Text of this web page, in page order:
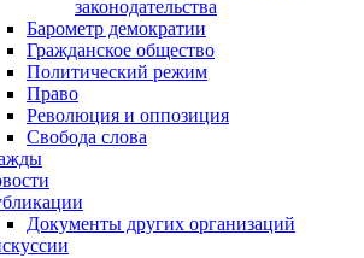
законодательства
Барометр демократии
Гражданское общество
Политический режим
Право
Революция и оппозиция
Свобода слова
Документы других организаций